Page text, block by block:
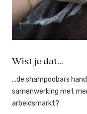
Wist je dat...
...de shampoobars
samenwerking met
arbeidsmarkt?